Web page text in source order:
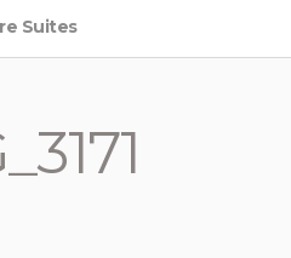
Suites